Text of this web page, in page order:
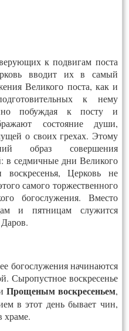
к подвигам поста
вводит их в самый
Великого поста, как и
к нему
побуждая к посту и
состояние души,
о своих грехах. Этому
образ совершения
в седмичные дни Великого
Церковь не
самого торжественно­го
богослужения. Вместо
и пятницам служится
богослужения начинаются
Сыропустное воскресенье
Проще­ным воскресеньем,
в этот день бывает чин,
храме.